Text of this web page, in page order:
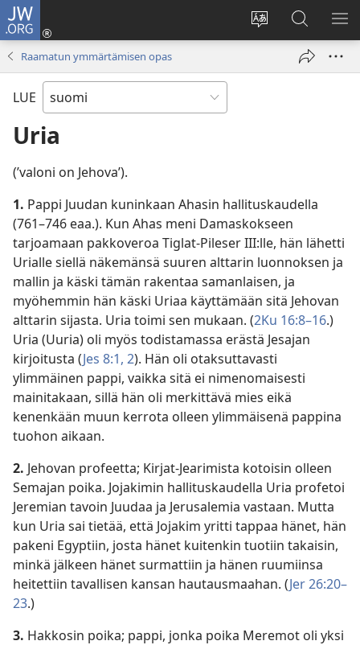
JW.ORG
Vaihda
sivuston
Kirjaudu
(avaa
Hae
JW.ORG-
sivustolta
Raamatun ymmärtämisen opas
LUE
Uria
(’valoni on Jehova’).
1. Pappi Juudan kuninkaan Ahasin hallituskaudella
(761–746 eaa.). Kun Ahas meni Damaskokseen
tarjoamaan pakkoveroa Tiglat-Pileser III:lle, hän lähetti
Urialle siellä näkemänsä suuren alttarin luonnoksen ja
mallin ja käski tämän rakentaa samanlaisen, ja
myöhemmin hän käski Uriaa käyttämään sitä Jehovan
alttarin sijasta. Uria toimi sen mukaan. (2Ku 16:8–16.)
Uria (Uuria) oli myös todistamassa erästä Jesajan
kirjoitusta (Jes 8:1, 2). Hän oli otaksuttavasti
ylimmäinen pappi, vaikka sitä ei nimenomaisesti
mainitakaan, sillä hän oli merkittävä mies eikä
kenenkään muun kerrota olleen ylimmäisenä pappina
tuohon aikaan.
2. Jehovan profeetta; Kirjat-Jearimista kotoisin olleen
Semajan poika. Jojakimin hallituskaudella Uria profetoi
Jeremian tavoin Juudaa ja Jerusalemia vastaan. Mutta
kun Uria sai tietää, että Jojakim yritti tappaa hänet, hän
pakeni Egyptiin, josta hänet kuitenkin tuotiin takaisin,
minkä jälkeen hänet surmattiin ja hänen ruumiinsa
heitettiin tavallisen kansan hautausmaahan. (Jer 26:20–
23.)
3. Hakkosin poika; pappi, jonka poika Meremot oli yksi